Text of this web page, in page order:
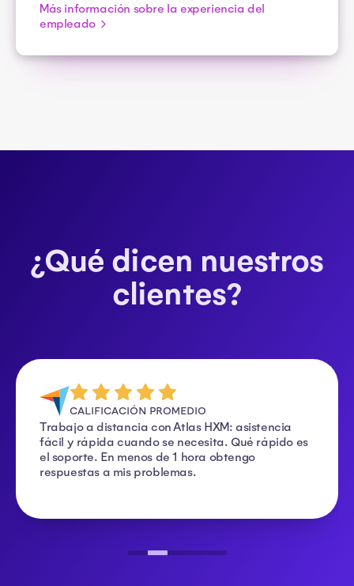
Más información sobre la experiencia del
empleado
¿Qué dicen nuestros
clientes?
CALIFICACIÓN PROMEDIO
Trabajo a distancia con Atlas HXM: asistencia
fácil y rápida cuando se necesita. Qué rápido es
el soporte. En menos de 1 hora obtengo
respuestas a mis problemas.